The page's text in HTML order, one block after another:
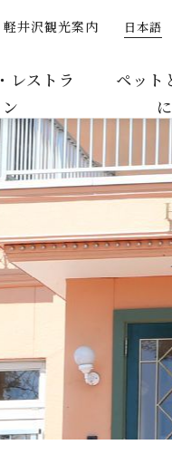
沢ホテルそよかぜ｜
軽井沢観光案内 日本語
レストラ
ン
ペット
に